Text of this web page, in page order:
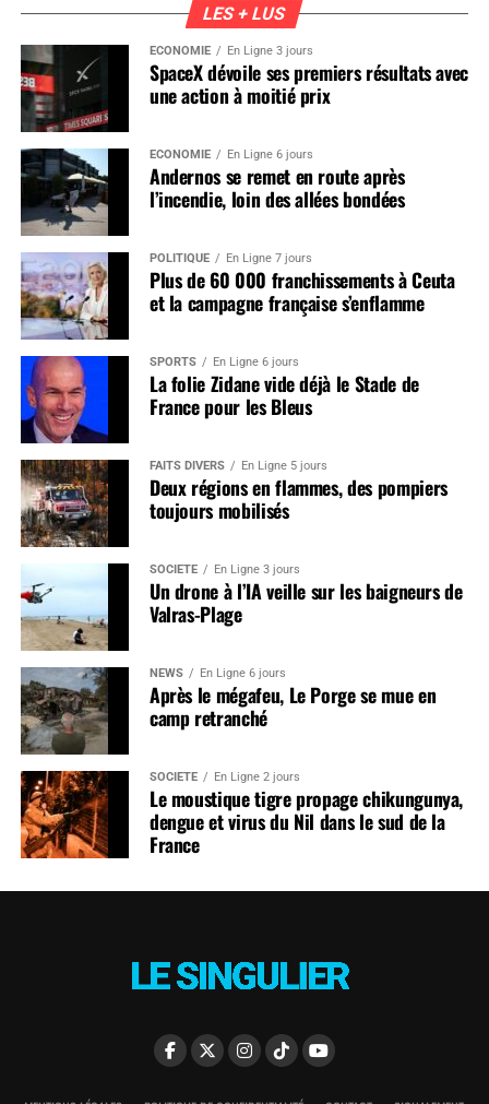
LES + LUS
ÉCONOMIE En Ligne 3 jours
SpaceX dévoile ses premiers résultats avec
une action à moitié prix
ÉCONOMIE En Ligne 6 jours
Andernos se remet en route après
l’incendie, loin des allées bondées
POLITIQUE En Ligne 7 jours
Plus de 60 000 franchissements à Ceuta
et la campagne française s’enflamme
SPORTS En Ligne 6 jours
La folie Zidane vide déjà le Stade de
France pour les Bleus
FAITS DIVERS En Ligne 5 jours
Deux régions en flammes, des pompiers
toujours mobilisés
SOCIÉTÉ En Ligne 3 jours
Un drone à l’IA veille sur les baigneurs de
Valras-Plage
NEWS En Ligne 6 jours
Après le mégafeu, Le Porge se mue en
camp retranché
SOCIÉTÉ En Ligne 2 jours
Le moustique tigre propage chikungunya,
dengue et virus du Nil dans le sud de la
France